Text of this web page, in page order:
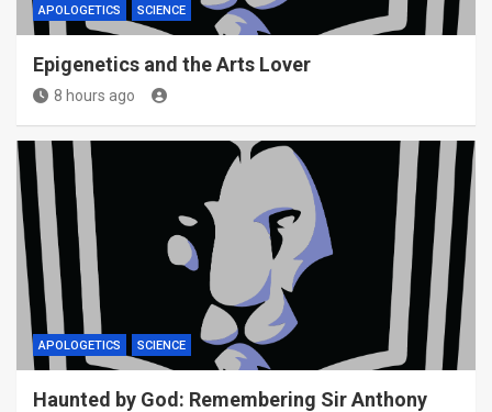
APOLOGETICS SCIENCE
Epigenetics and the Arts Lover
8 hours ago
APOLOGETICS SCIENCE
Haunted by God: Remembering Sir Anthony